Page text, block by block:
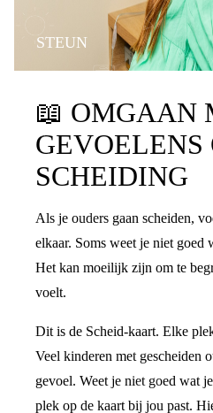
STEUN
📖 OMGAAN
GEVOELENS
SCHEIDING
Als je ouders gaan scheiden,
elkaar. Soms weet je niet goed
Het kan moeilijk zijn om te
voelt.
Dit is de Scheid-kaart. Elke
Veel kinderen met gescheiden
gevoel. Weet je niet goed wat
plek op de kaart bij jou past.